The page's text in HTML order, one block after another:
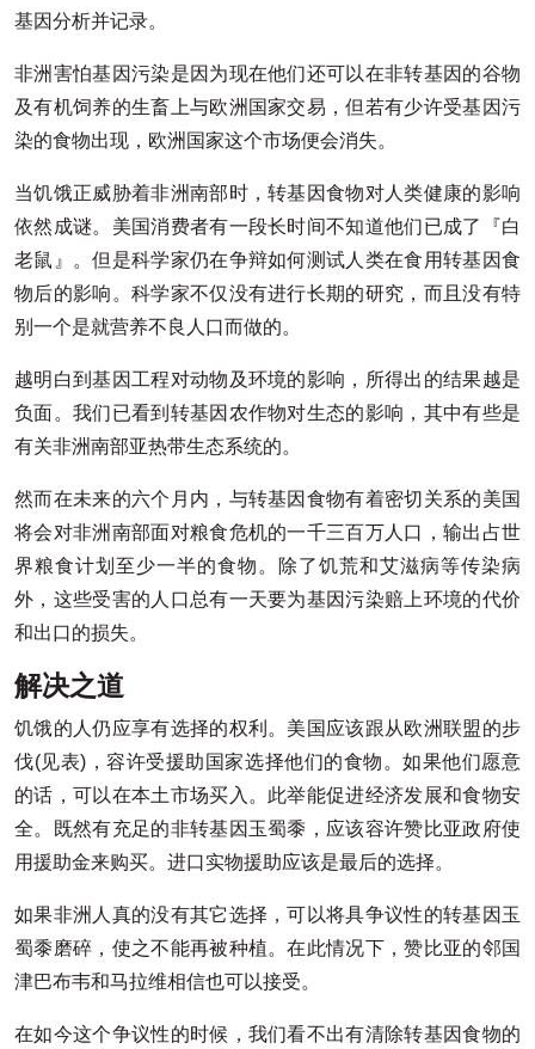
基因分析并记录。
非洲害怕基因污染是因为现在他们还可以在非转基因的谷物
及有机饲养的生畜上与欧洲国家交易，但若有少许受基因污
染的食物出现，欧洲国家这个市场便会消失。
当饥饿正威胁着非洲南部时，转基因食物对人类健康的影响
依然成谜。美国消费者有一段长时间不知道他们已成了『白
老鼠』。但是科学家仍在争辩如何测试人类在食用转基因食
物后的影响。科学家不仅没有进行长期的研究，而且没有特
别一个是就营养不良人口而做的。
越明白到基因工程对动物及环境的影响，所得出的结果越是
负面。我们已看到转基因农作物对生态的影响，其中有些是
有关非洲南部亚热带生态系统的。
然而在未来的六个月内，与转基因食物有着密切关系的美国
将会对非洲南部面对粮食危机的一千三百万人口，输出占世
界粮食计划至少一半的食物。除了饥荒和艾滋病等传染病
外，这些受害的人口总有一天要为基因污染赔上环境的代价
和出口的损失。
解决之道
饥饿的人仍应享有选择的权利。美国应该跟从欧洲联盟的步
伐(见表)，容许受援助国家选择他们的食物。如果他们愿意
的话，可以在本土市场买入。此举能促进经济发展和食物安
全。既然有充足的非转基因玉蜀黍，应该容许赞比亚政府使
用援助金来购买。进口实物援助应该是最后的选择。
如果非洲人真的没有其它选择，可以将具争议性的转基因玉
蜀黍磨碎，使之不能再被种植。在此情况下，赞比亚的邻国
津巴布韦和马拉维相信也可以接受。
在如今这个争议性的时候，我们看不出有清除转基因食物的